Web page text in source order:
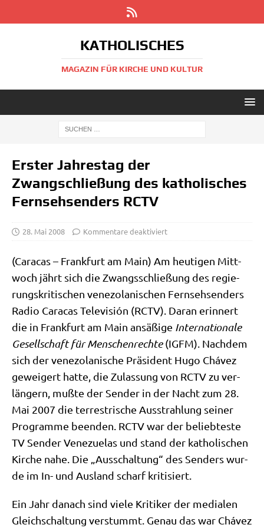
KATHOLISCHES
MAGAZIN FÜR KIRCHE UND KULTUR
Erster Jahrestag der
Zwangschließung des katholisches
Fernsehsenders RCTV
28. Mai 2008 Kommentare deaktiviert
(Cara­cas – Frank­furt am Main) Am heu­ti­gen Mitt­
woch jährt sich die Zwangs­schlie­ßung des regie­
rungs­kri­ti­schen vene­zo­la­ni­schen Fern­seh­sen­ders
Radio Cara­cas Tele­vi­sión (RCTV). Dar­an erin­nert
die in Frank­furt am Main ansä­ßi­ge Inter­na­tio­na­le
Gesell­schaft für Men­schen­rech­te(IGFM). Nach­dem
sich der vene­zo­la­ni­sche Prä­si­dent Hugo Chá­vez
gewei­gert hat­te, die Zulas­sung von RCTV zu ver­
län­gern, muß­te der Sen­der in der Nacht zum 28.
Mai 2007 die ter­re­stri­sche Aus­strah­lung sei­ner
Pro­gram­me been­den. RCTV war der belieb­te­ste
TV Sen­der Vene­zue­las und stand der katho­li­schen
Kir­che nahe. Die „Aus­schal­tung“ des Sen­ders wur­
de im In- und Aus­land scharf kritisiert.
Ein Jahr danach sind vie­le Kri­ti­ker der media­len
Gleich­schal­tung ver­stummt. Genau das war Chá­vez